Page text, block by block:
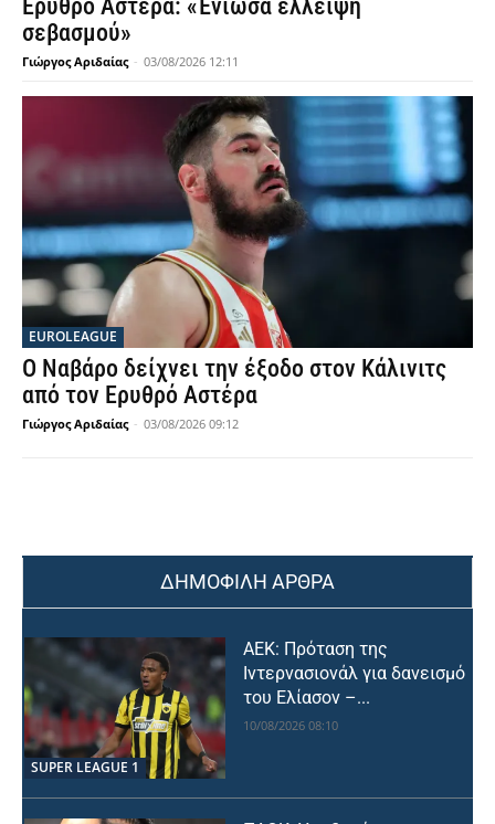
Ερυθρό Αστέρα: «Ένιωσα έλλειψη
σεβασμού»
Γιώργος Αριδαίας - 03/08/2026 12:11
EUROLEAGUE
Ο Ναβάρο δείχνει την έξοδο στον Κάλινιτς
από τον Ερυθρό Αστέρα
Γιώργος Αριδαίας - 03/08/2026 09:12
ΔΗΜΟΦΙΛΗ ΑΡΘΡΑ
SUPER LEAGUE 1
ΑΕΚ: Πρόταση της
Ιντερνασιονάλ για δανεισμό
του Ελίασον –...
10/08/2026 08:10